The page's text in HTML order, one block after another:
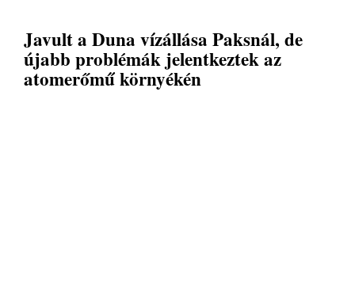
Javult a Duna vízállása Paksnál, de
újabb problémák jelentkeztek az
atomerőmű környékén